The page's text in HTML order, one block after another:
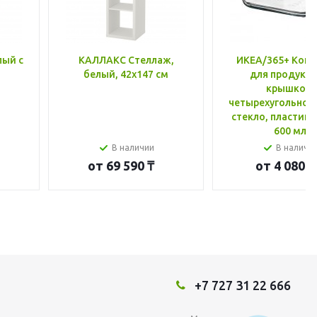
с
КАЛЛАКС Стеллаж,
белый, 42x147 см
В наличии
от 69 590 ₸
ИКЕА/365+
для
крышкой,
стекло, пластик
600 мл
В
от 4 080 ₸
+7 727 31 22 666